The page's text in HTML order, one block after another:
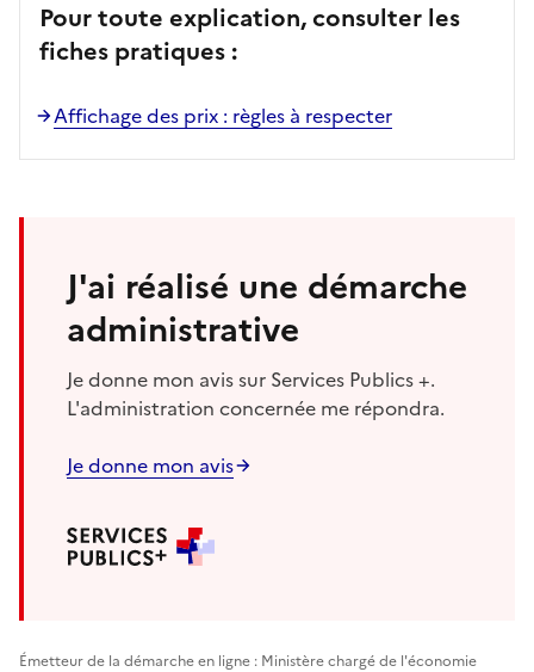
Pour toute explication, consulter les
fiches pratiques :
Affichage des prix : règles à respecter
J'ai réalisé une démarche
administrative
Je donne mon avis sur Services Publics +.
L'administration concernée me répondra.
Je donne mon avis
Émetteur de la démarche en ligne : Ministère chargé de l'économie